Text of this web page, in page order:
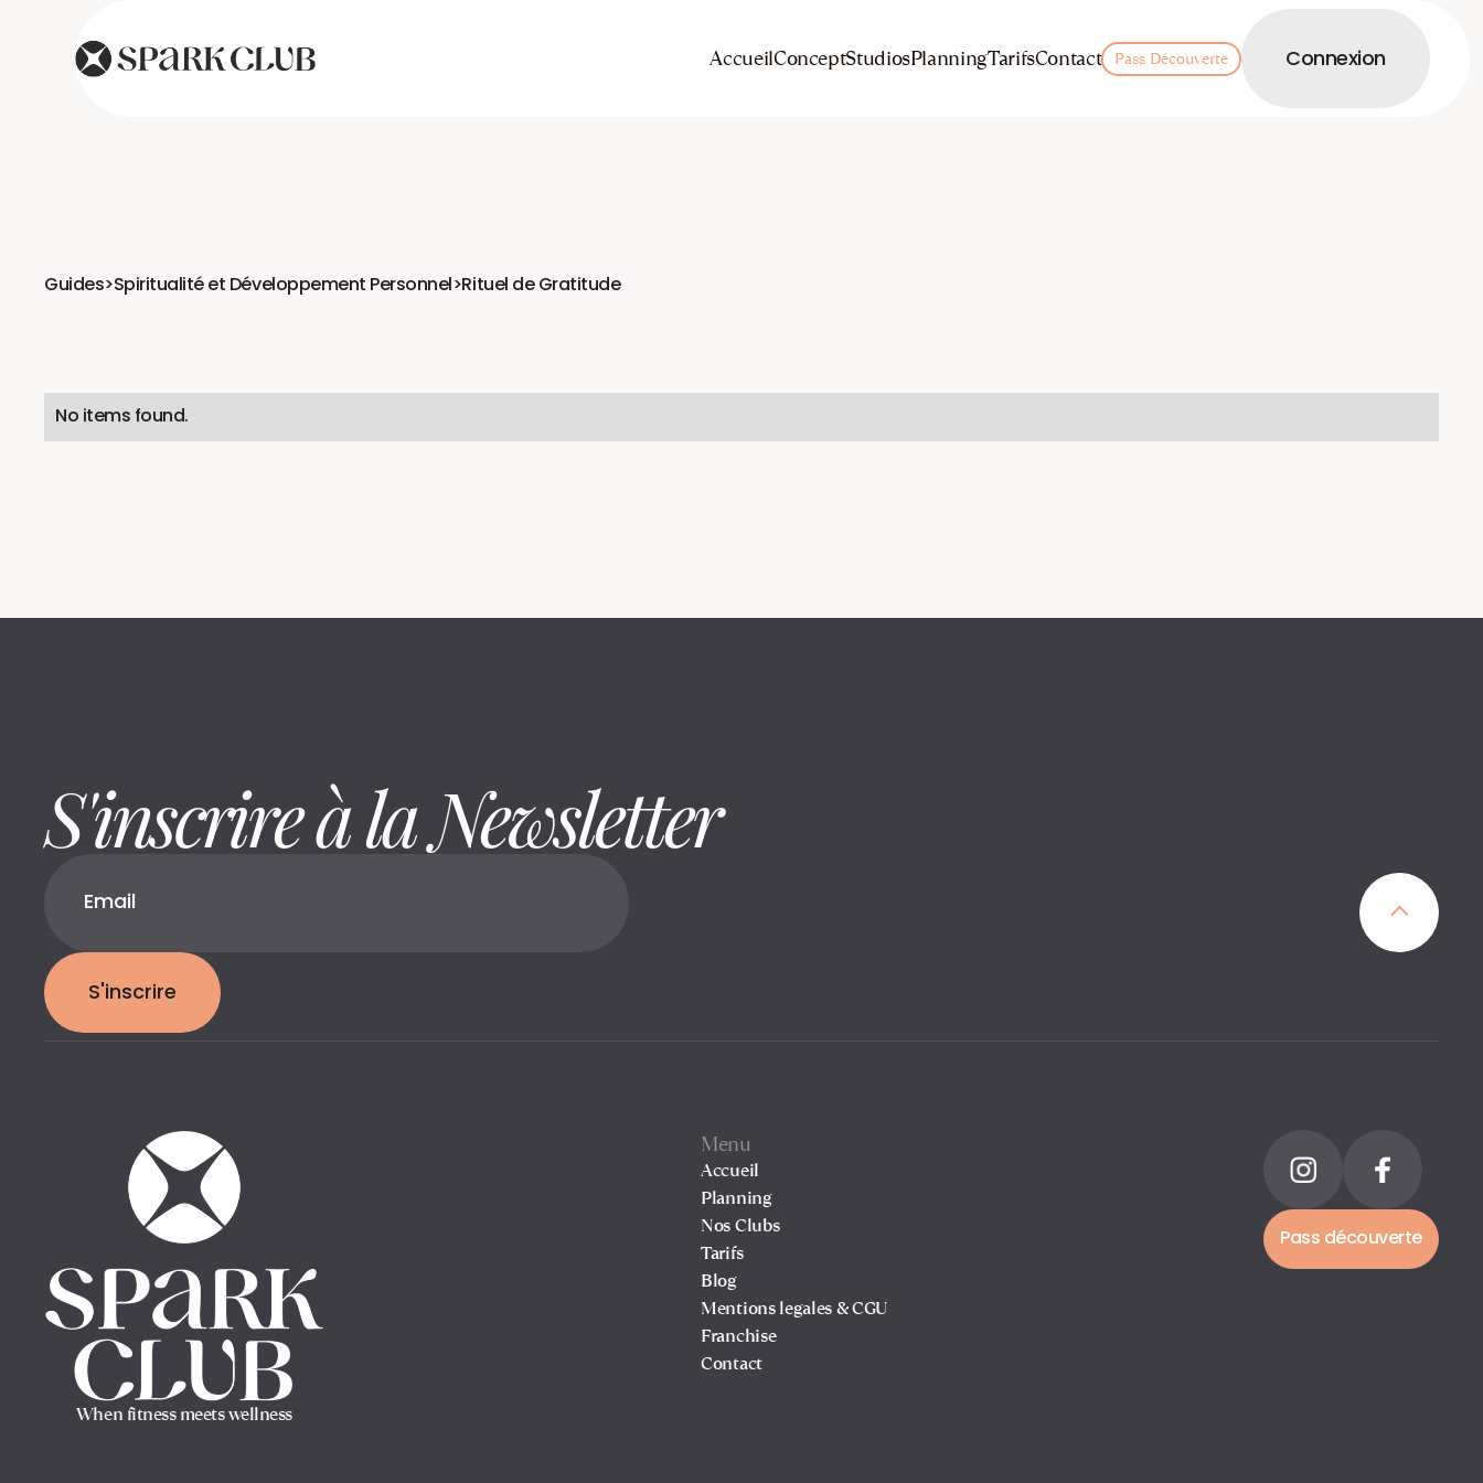
AccueilConceptStudiosPlanningTarifsContact Pass Découverte Connexion
Guides>Spiritualité et Développement Personnel>Rituel de Gratitude
No items found.
S'inscrire à la Newsletter
S'inscrire
When fitness meets wellness
Menu
Accueil
Planning
Nos Clubs
Tarifs
Blog
Mentions legales & CGU
Franchise
Contact
Pass découverte